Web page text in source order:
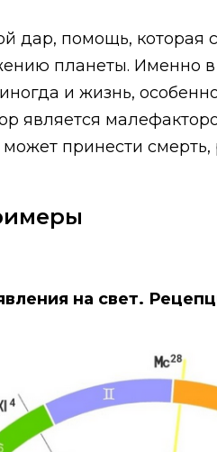
дар, помощь, которая
планеты. Именно
и жизнь,
является
принести
на свет.